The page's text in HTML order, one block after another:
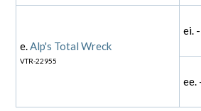
e.Alp's Total Wreck
VTR-22955
ei. -
ee.